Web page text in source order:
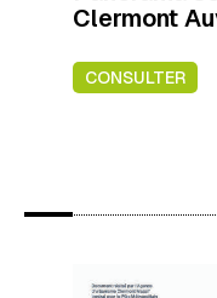
Clermont
CONSULTER